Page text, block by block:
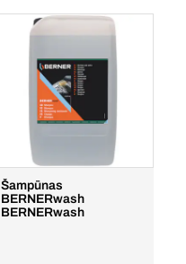
Šampūnas
BERNERwash
BERNERwash